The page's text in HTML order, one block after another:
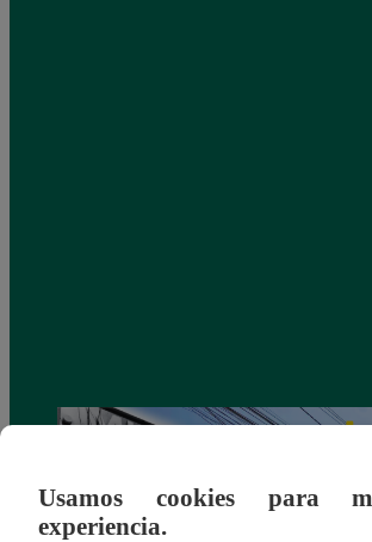
Usamos cookies para
experiencia.